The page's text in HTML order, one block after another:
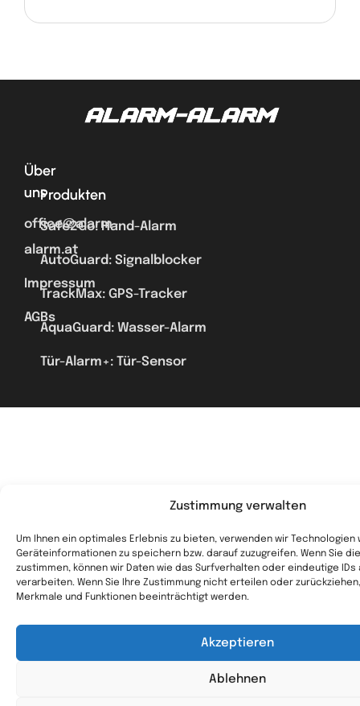
Zustimmung verwalten
Um Ihnen ein optimales Erlebnis zu bieten, verwenden wir Technologien
Geräteinformationen zu speichern bzw. darauf zuzugreifen. Wenn Sie
zustimmen, können wir Daten wie das Surfverhalten oder eindeutige
verarbeiten. Wenn Sie Ihre Zustimmung nicht erteilen oder
Merkmale und Funktionen beeinträchtigt werden.
Akzeptieren
Ablehnen
Über
uns
office@alarm-
alarm.at
Impressum
AGBs
Produkten
Safe2Go: Hand-Alarm
AutoGuard: Signalblocker
TrackMax: GPS-Tracker
AquaGuard: Wasser-Alarm
Tür-Alarm+: Tür-Sensor